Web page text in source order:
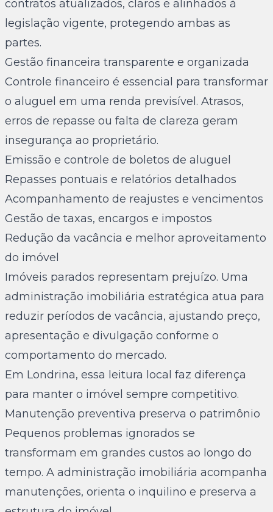
contratos atualizados, claros e alinhados à
legislação vigente, protegendo ambas as
partes.
Gestão financeira transparente e organizada
Controle financeiro é essencial para transformar
o aluguel em uma renda previsível. Atrasos,
erros de repasse ou falta de clareza geram
insegurança ao proprietário.
Emissão e controle de boletos de aluguel
Repasses pontuais e relatórios detalhados
Acompanhamento de reajustes e vencimentos
Gestão de taxas, encargos e impostos
Redução da vacância e melhor aproveitamento
do imóvel
Imóveis parados representam prejuízo. Uma
administração imobiliária estratégica atua para
reduzir períodos de vacância, ajustando preço,
apresentação e divulgação conforme o
comportamento do mercado.
Em Londrina, essa leitura local faz diferença
para manter o imóvel sempre competitivo.
Manutenção preventiva preserva o patrimônio
Pequenos problemas ignorados se
transformam em grandes custos ao longo do
tempo. A administração imobiliária acompanha
manutenções, orienta o inquilino e preserva a